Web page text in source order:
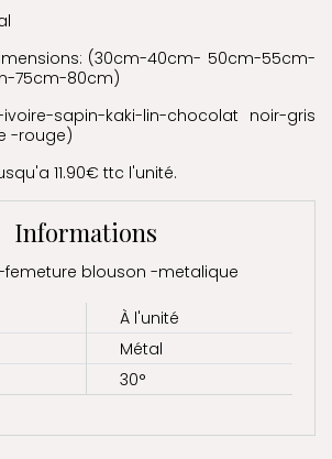
(30cm-40cm- 50cm-55cm-
75cm-80cm)
sapin-kaki-lin-chocolat noir-gris
-rouge)
11.90€ ttc l'unité.
Informations
femeture blouson -metalique
À l'unité
Métal
30°